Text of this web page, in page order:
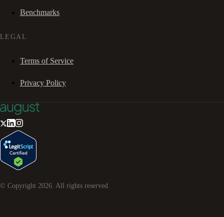
Benchmarks
LEGAL
Terms of Service
Privacy Policy
© Copyright 2026 . All rights reserved.